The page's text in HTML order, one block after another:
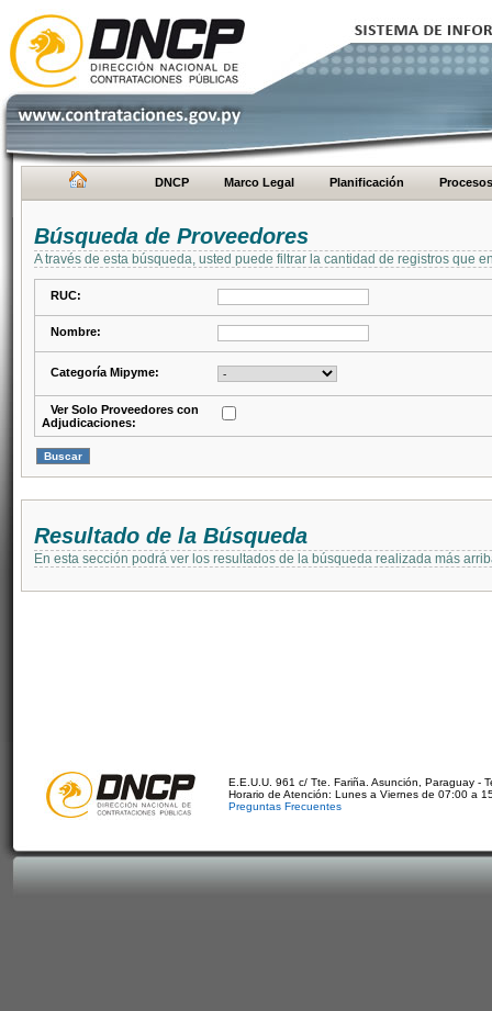
DNCP Marco Legal Planificación Procesos
Búsqueda de Proveedores
A través de esta búsqueda, usted puede filtrar la cantidad de registros que
RUC:
Nombre:
Categoría Mipyme:
Ver Solo Proveedores con
Adjudicaciones:
Resultado de la Búsqueda
En esta sección podrá ver los resultados de la búsqueda realizada más
E.E.U.U. 961 c/ Tte. Fariña. Asunción, Paraguay -
Horario de Atención: Lunes a Viernes de 07:00 a
Preguntas Frecuentes